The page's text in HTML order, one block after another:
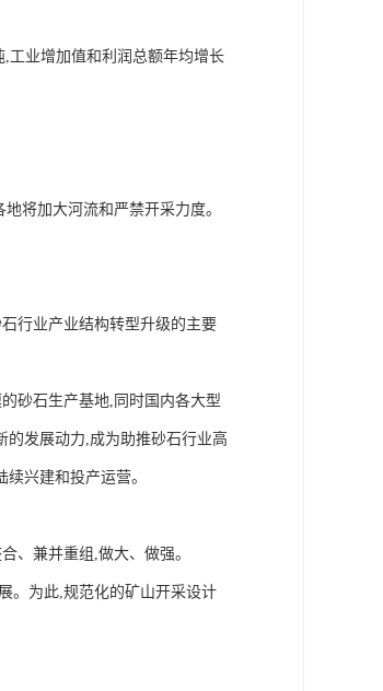
工业增加值和利润总额年均增长
将加大河流和严禁开采力度。
行业产业结构转型升级的主要
砂石生产基地,同时国内各大型
的发展动力,成为助推砂石行业高
兴建和投产运营。
、兼并重组,做大、做强。
。为此,规范化的矿山开采设计